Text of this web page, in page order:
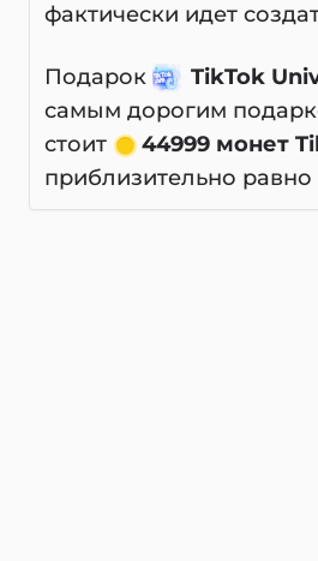
фактически идет
Подарок TikTok
самым дорогим
стоит
44999 монет
приблизительно равно